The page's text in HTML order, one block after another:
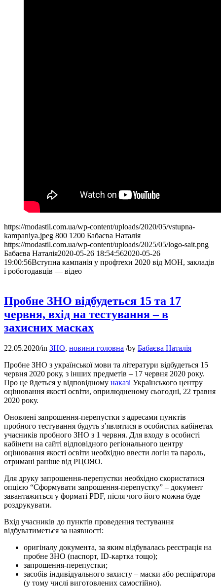
https://modastil.com.ua/wp-content/uploads/2020/05/vstupna-
kampaniya.jpeg 800 1200 Бабаєва Наталія
https://modastil.com.ua/wp-content/uploads/2025/05/logo-sait.png
Бабаєва Наталія2020-05-26 18:54:562020-05-26
19:00:56Вступна кампанія у профтехи 2020 від МОН, закладів
і роботодавців — відео
Пробне ЗНО відбудеться 15 та 17
червня, вхід на тестування – в
захисних масках
22.05.2020/in ЗНО, новини головна /by Бабаєва Наталія
Пробне ЗНО з української мови та літератури відбудеться 15
червня 2020 року, з інших предметів – 17 червня 2020 року.
Про це йдеться у відповідному наказі Українського центру
оцінювання якості освіти, оприлюдненому сьогодні, 22 травня
2020 року.
Оновлені запрошення-перепустки з адресами пунктів
пробного тестування будуть з’являтися в особистих кабінетах
учасників пробного ЗНО з 1 червня. Для входу в особисті
кабінети на сайті відповідного регіонального центру
оцінювання якості освіти необхідно ввести логін та пароль,
отримані раніше від РЦОЯО.
Для друку запрошення-перепустки необхідно скористатися
опцією “Сформувати запрошення-перепустку” – документ
завантажиться у форматі PDF, після чого його можна буде
роздрукувати.
Вхід учасників до пунктів проведення тестування
відбуватиметься за наявності:
оригіналу документа, за яким відбувалась реєстрація на
пробне ЗНО (паспорт, ID-картка тощо);
запрошення-перепустки;
засобів індивідуального захисту – маски або респіратора
(у тому числі виготовлених самостійно).